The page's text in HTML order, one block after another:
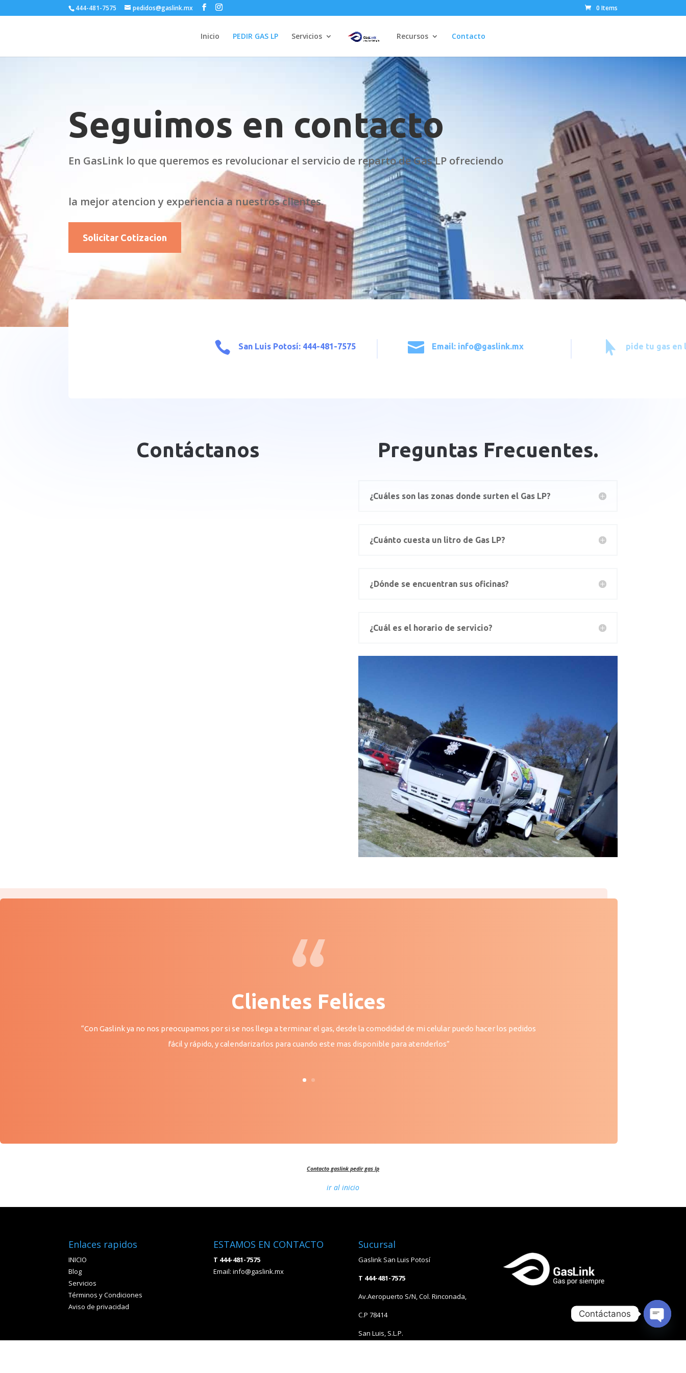
444-481-7575 pedidos@gaslink.mx 0 Items
Inicio PEDIR GAS LP Servicios Recursos Contacto
Seguimos en contacto
En GasLink lo que queremos es revolucionar el servicio de reparto de Gas LP ofreciendo
la mejor atencion y experiencia a nuestros clientes.
Solicitar Cotizacion
 San Luis Potosí: 444-481-7575  Email: info@gaslink.mx  pide tu gas en
Contáctanos Preguntas Frecuentes.
¿Cuáles son las zonas donde surten el Gas LP?
¿Cuánto cuesta un litro de Gas LP?
¿Dónde se encuentran sus oficinas?
¿Cuál es el horario de servicio?
Clientes Felices
“Con Gaslink ya no nos preocupamos por si se nos llega a terminar el gas, desde la comodidad de mi celular puedo hacer los pedidos
fácil y rápido, y calendarizarlos para cuando este mas disponible para atenderlos”
Contacto gaslink pedir gas lp
ir al inicio
Enlaces rapidos
INICIO
Blog
Servicios
Términos y Condiciones
Aviso de privacidad
ESTAMOS EN CONTACTO
T 444-481-7575
Email: info@gaslink.mx
Sucursal
Gaslink San Luis Potosí
T 444-481-7575
Av.Aeropuerto S/N, Col. Rinconada,
C.P 78414
San Luis, S.L.P.
Contáctanos